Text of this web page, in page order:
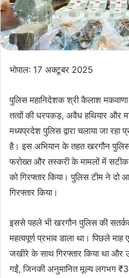
भोपाल: 17 अक्टूबर 2025
पुलिस महानिदेशक श्री कैलाश
तत्‍वों की धरपकड़, अवैध हथियार और
मध्‍यप्रदेश पुलिस द्वारा चलाया जा रहा
है। इस अभियान के तहत खरगौन
फरोख्त और तस्करी के मामलों में सटीक
को गिरफ्तार किया। पुलिस टीम ने दो
गिरफ्तार किया।
इससे पहले भी खरगौन पुलिस की
महत्वपूर्ण प्रभाव डाला था। पिछले माह
जखीरे के साथ गिरफ्तार किया था
गईं, जिनकी अनुमानित मूल्य लगभग